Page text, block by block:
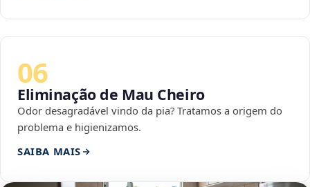
06
Eliminação de Mau Cheiro
Odor desagradável vindo da pia? Tratamos a origem do
problema e higienizamos.
SAIBA MAIS